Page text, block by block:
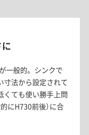
一般的。シンクで
寸法から​設定されて
くても​使い勝手上問
に​H730前後）に​合